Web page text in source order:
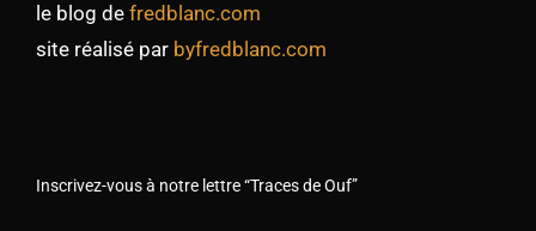
le blog de fredblanc.com
site réalisé par byfredblanc.com
Inscrivez-vous à notre lettre “Traces de Ouf”